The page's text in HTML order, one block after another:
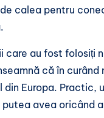
calea pentru
care au fost folosiți
că în
din Europa. Practic,
putea avea oricând